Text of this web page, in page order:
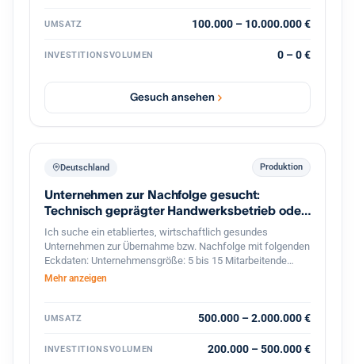
UMSATZ 100.000 – 10.000.000 €
INVESTITIONSVOLUMEN 0 – 0 €
Gesuch ansehen
Deutschland Produktion
Unternehmen zur Nachfolge gesucht:
Technisch geprägter Handwerksbetrieb oder
KMU
Ich suche ein etabliertes, wirtschaftlich gesundes
Unternehmen zur Übernahme bzw. Nachfolge mit folgenden
Eckdaten: Unternehmensgröße: 5 bis 15 Mitarbeitende
Umsatz: etwa 800.000 bis 2 Mio. Euro Branche: Handwerk,
stabiler, möglichst diversifizierter Kundenstamm Produkte &
ersetzenden Technologien oder Leistungen Perspektive:
Mehr anzeigen
UMSATZ 500.000 – 2.000.000 €
INVESTITIONSVOLUMEN 200.000 – 500.000 €